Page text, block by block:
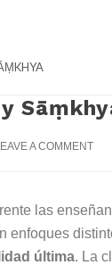
A COMMENT
las
enfoques
última. La